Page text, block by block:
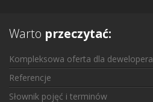
Warto przeczytać:
Kompleksowa oferta dla dewelopera
Referencje
Słownik pojęć i terminów